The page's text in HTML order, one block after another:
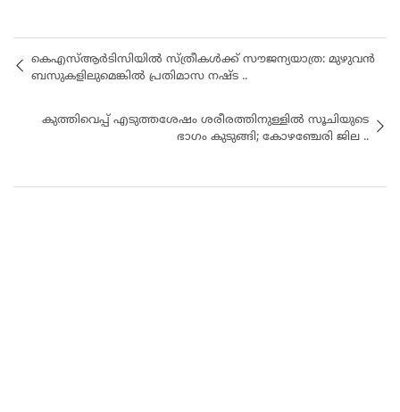
കെഎസ്ആർടിസിയിൽ സ്ത്രീകൾക്ക് സൗജന്യയാത്ര: മുഴുവൻ
ബസുകളിലുമെങ്കിൽ പ്രതിമാസ നഷ്ട ..
കുത്തിവെപ്പ് എടുത്തശേഷം ശരീരത്തിനുള്ളിൽ സൂചിയുടെ
ഭാഗം കുടുങ്ങി; കോഴഞ്ചേരി ജില ..